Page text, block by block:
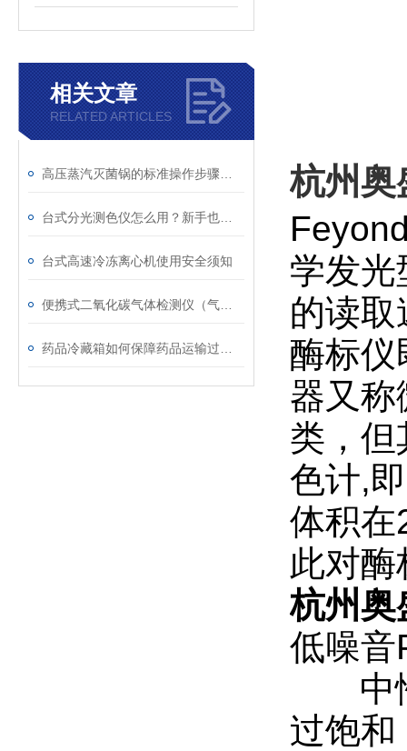
相关文章
RELATED ARTICLES
台式高速冷冻离心机使用安全须知
杭州奥
学发光
的读
酶标仪
器又称
类，但
色计,
体积在
此对
杭州奥
低噪音
中性
过饱和